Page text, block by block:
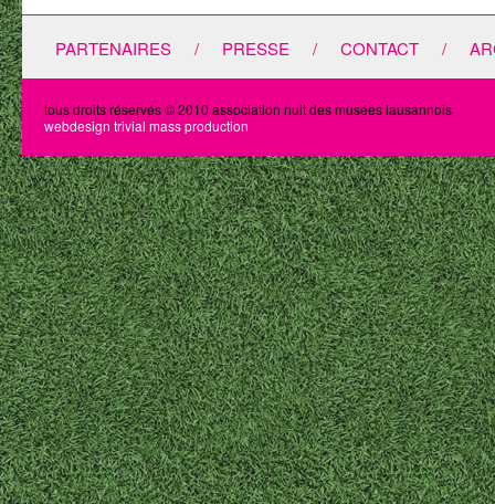
PARTENAIRES / PRESSE / CONTACT /
tous droits réservés © 2010 association nuit des musées lausannois
webdesign trivial mass production